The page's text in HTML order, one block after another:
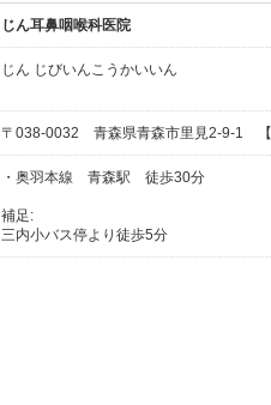
じん耳鼻咽喉科医院
じん じびいんこうかいいん
〒038-0032 青森県青森市里見2-9-1 【
・奥羽本線 青森駅 徒歩30分
補足:
三内小バス停より徒歩5分